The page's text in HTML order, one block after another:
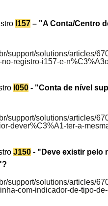
I157 – "A Conta/Centro
support/solutions/articles/
registro-i157-e-
I050 - "Conta de nível
support/solutions/articles/
dever%C3%A1-ter-a-
J150 - "Deve existir pelo
support/solutions/articles/
com-indicador-de-tipo-